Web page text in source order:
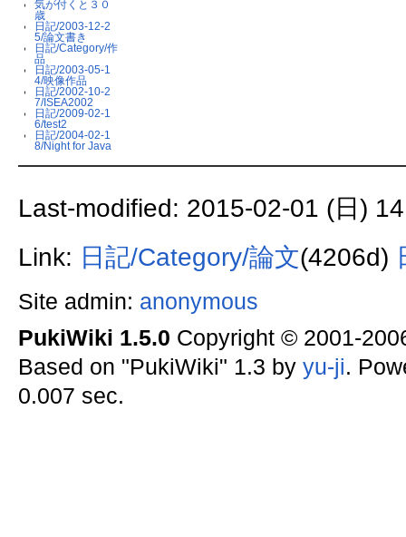
気が付くと３０
歳
日記/2003-12-2
5/論文書き
日記/Category/作
品
日記/2003-05-1
4/映像作品
日記/2002-10-2
7/ISEA2002
日記/2009-02-1
6/test2
日記/2004-02-1
8/Night for Java
Last-modified: 2015-02-01 (日)
Link: 日記/Category/論文(4206d)
Site admin: anonymous
PukiWiki 1.5.0 Copyright © 2001-
Based on "PukiWiki" 1.3 by yu-ji.
0.007 sec.